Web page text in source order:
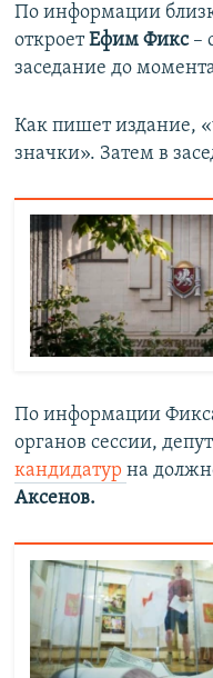
По информации
откроетЕфим Фикс–
заседание до
Как пишет издание,
значки». Затем в
По информации
органов сессии,
кандидатурна
Аксенов.